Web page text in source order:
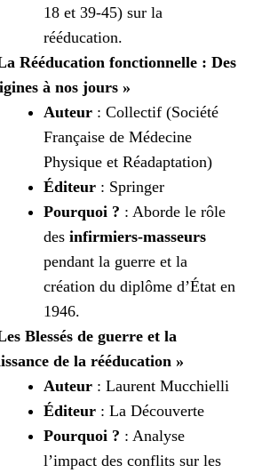
18 et 39-45) sur la
rééducation.
Rééducation fonctionnelle : Des
à nos jours »
Auteur : Collectif (Société
Française de Médecine
Physique et Réadaptation)
Éditeur : Springer
Pourquoi ? : Aborde le rôle
des infirmiers-masseurs
pendant la guerre et la
création du diplôme d’État en
1946.
Blessés de guerre et la
de la rééducation »
Auteur : Laurent Mucchielli
Éditeur : La Découverte
Pourquoi ? : Analyse
l’impact des conflits sur les